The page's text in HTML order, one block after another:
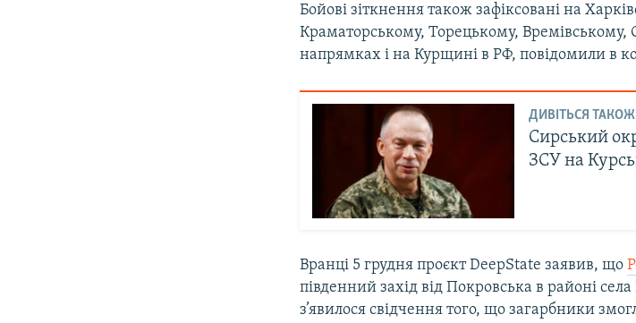
Бойові зіткнення також зафіксовані на
Краматорському, Торецькому, Времівському,
напрямках і на Курщині в РФ, повідомили в
ДИВІТЬСЯ
Сирський
ЗСУ на
Вранці 5 грудня проєкт DeepState заявив, що
південний захід від Покровська в районі
з’явилося свідчення того, що загарбники